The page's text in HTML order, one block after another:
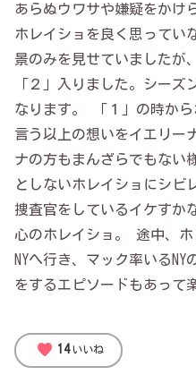
あらぬウワサや嫌疑をかけ
ホレイショを良く思ってい
景のみを見せていましたが
「２」入りました。シーズ
なります。 「１」の時か
言う以上の想いをイエリー
ナの方もまんざらでもない
としないホレイショにシビ
捜査官をしているイケすか
心のホレイショ。 途中、
NYへ行き、マック率いる
をするエピソードもあって
favorite 14 いいね